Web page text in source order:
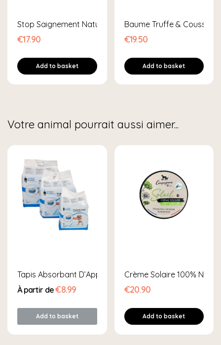
Stop Saignement Naturel – Chien & Chat
€17.90
Add to basket
Baume Truffe &
€19.50
Add to basket
Tête & Courte Molaires
Tapis Absorbant D’Apprentissage – Chien
À partir de€8.99
Add to basket
Crème Solaire 100%
€20.90
Add to basket